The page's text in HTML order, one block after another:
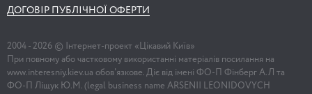
ДОГОВІР ПУБЛІЧНОЇ ОФЕРТИ
2004 - 2026 © Інтернет-проект «Цікавий Київ»
При повному або частковому використанні матеріалів посилання на
www.interesniy.kiev.ua обов'язкове. Діє від імені ФО-П Фінберг А.Л та
ФО-П Ліщук Ю.М. (legal business name ARSENII LEONIDOVYCH